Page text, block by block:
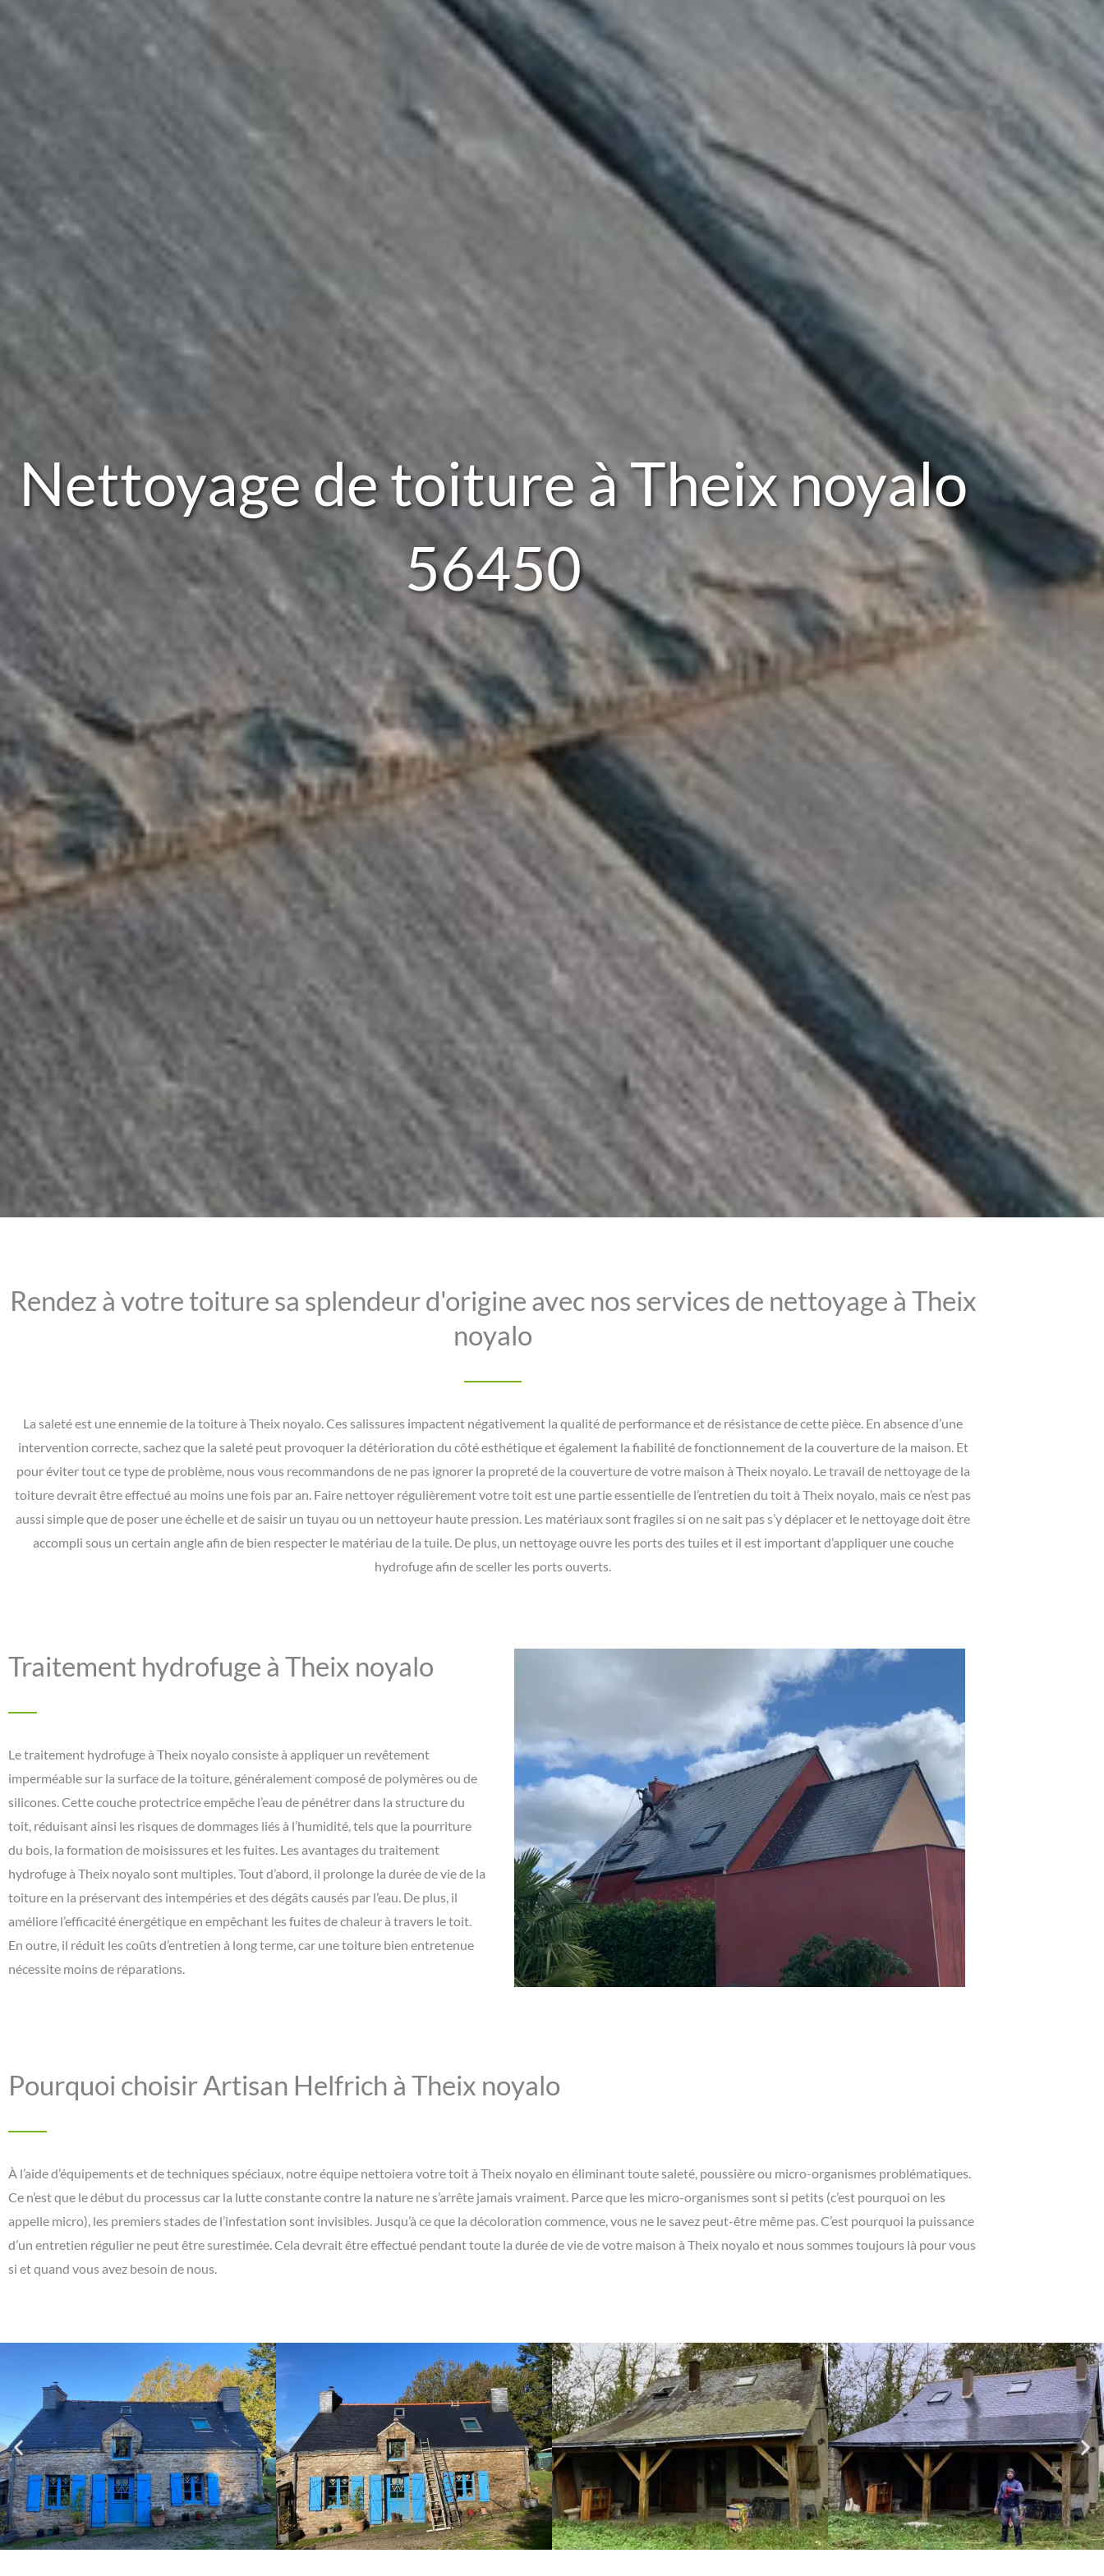
Nettoyage de toiture à Theix noyalo
56450
Rendez à votre toiture sa splendeur d'origine avec nos services de nettoyage à Theix
noyalo
La saleté est une ennemie de la toiture à Theix noyalo. Ces salissures impactent négativement la qualité de performance et de résistance de cette pièce. En absence d’une
intervention correcte, sachez que la saleté peut provoquer la détérioration du côté esthétique et également la fiabilité de fonctionnement de la couverture de la maison. Et
pour éviter tout ce type de problème, nous vous recommandons de ne pas ignorer la propreté de la couverture de votre maison à Theix noyalo. Le travail de nettoyage de la
toiture devrait être effectué au moins une fois par an. Faire nettoyer régulièrement votre toit est une partie essentielle de l’entretien du toit à Theix noyalo, mais ce n’est pas
aussi simple que de poser une échelle et de saisir un tuyau ou un nettoyeur haute pression. Les matériaux sont fragiles si on ne sait pas s’y déplacer et le nettoyage doit être
accompli sous un certain angle afin de bien respecter le matériau de la tuile. De plus, un nettoyage ouvre les ports des tuiles et il est important d’appliquer une couche
hydrofuge afin de sceller les ports ouverts.
Traitement hydrofuge à Theix noyalo
Le traitement hydrofuge à Theix noyalo consiste à appliquer un revêtement
imperméable sur la surface de la toiture, généralement composé de polymères ou de
silicones. Cette couche protectrice empêche l’eau de pénétrer dans la structure du
toit, réduisant ainsi les risques de dommages liés à l’humidité, tels que la pourriture
du bois, la formation de moisissures et les fuites. Les avantages du traitement
hydrofuge à Theix noyalo sont multiples. Tout d’abord, il prolonge la durée de vie de la
toiture en la préservant des intempéries et des dégâts causés par l’eau. De plus, il
améliore l’efficacité énergétique en empêchant les fuites de chaleur à travers le toit.
En outre, il réduit les coûts d’entretien à long terme, car une toiture bien entretenue
nécessite moins de réparations.
Pourquoi choisir Artisan Helfrich à Theix noyalo
À l’aide d’équipements et de techniques spéciaux, notre équipe nettoiera votre toit à Theix noyalo en éliminant toute saleté, poussière ou micro-organismes problématiques.
Ce n’est que le début du processus car la lutte constante contre la nature ne s’arrête jamais vraiment. Parce que les micro-organismes sont si petits (c’est pourquoi on les
appelle micro), les premiers stades de l’infestation sont invisibles. Jusqu’à ce que la décoloration commence, vous ne le savez peut-être même pas. C’est pourquoi la puissance
d’un entretien régulier ne peut être surestimée. Cela devrait être effectué pendant toute la durée de vie de votre maison à Theix noyalo et nous sommes toujours là pour vous
si et quand vous avez besoin de nous.